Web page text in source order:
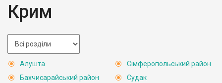
Крим
Алушта
Бахчисарайський район
Сімферопольський район
Судак